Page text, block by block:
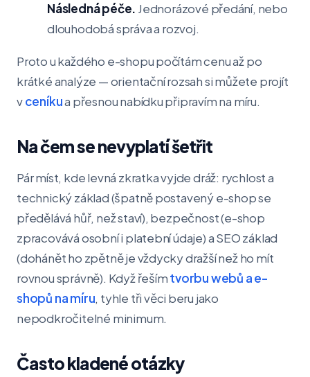
Následná péče. Jednorázové předání, nebo
dlouhodobá správa a rozvoj.
Proto u každého e-shopu počítám cenu až po
krátké analýze — orientační rozsah si můžete projít
vceníkua přesnou nabídku připravím na míru.
Na čem se nevyplatí šetřit
Pár míst, kde levná zkratka vyjde dráž: rychlost a
technický základ (špatně postavený e-shop se
předělává hůř, než staví), bezpečnost (e-shop
zpracovává osobní i platební údaje) a SEO základ
(dohánět ho zpětně je vždycky dražší než ho mít
rovnou správně). Když řešímtvorbu webů a e-
shopů na míru, tyhle tři věci beru jako
nepodkročitelné minimum.
Často kladené otázky